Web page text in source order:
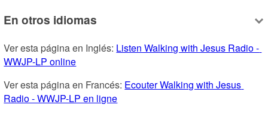
En otros idiomas
Ver esta página en Inglés: Listen Walking with Jesus Radio -
WWJP-LP online
Ver esta página en Francés: Ecouter Walking with Jesus
Radio - WWJP-LP en ligne